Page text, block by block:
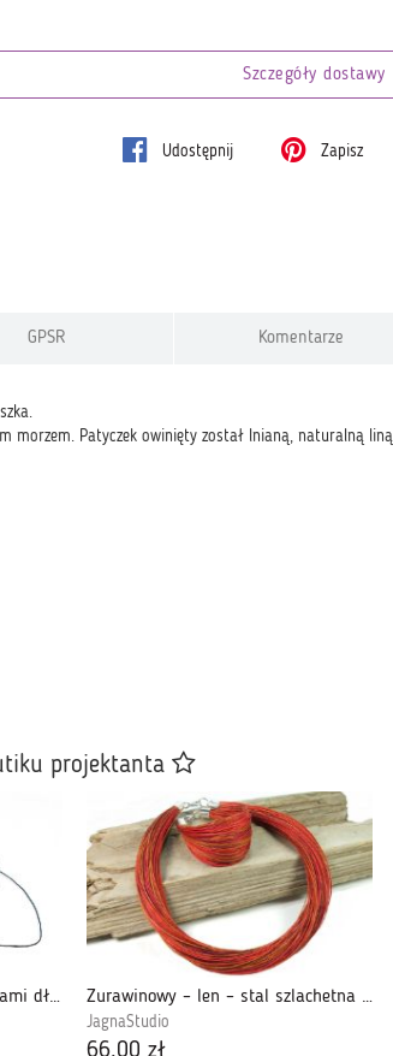
Szczegóły dostawy
Udostępnij Zapisz
GPSR Komentarze
morzem. Patyczek owinięty został lnianą, naturalną liną.
projektanta
Kolorowy naszyjnik z pomponami długi lekki Żurawinowy – len – stal szlachetna biżuteria
JagnaStudio